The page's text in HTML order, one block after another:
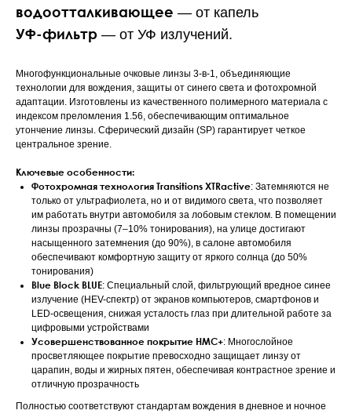
водоотталкивающее — от капель
УФ-фильтр — от УФ излучений.
Многофункциональные очковые линзы 3-в-1, объединяющие
технологии для вождения, защиты от синего света и фотохромной
адаптации. Изготовлены из качественного полимерного материала с
индексом преломления 1.56, обеспечивающим оптимальное
утончение линзы. Сферический дизайн (SP) гарантирует четкое
центральное зрение.
Ключевые особенности:
Фотохромная технология Transitions XTRactive: Затемняются не
только от ультрафиолета, но и от видимого света, что позволяет
им работать внутри автомобиля за лобовым стеклом. В помещении
линзы прозрачны (7–10% тонирования), на улице достигают
насыщенного затемнения (до 90%), в салоне автомобиля
обеспечивают комфортную защиту от яркого солнца (до 50%
тонирования)
Blue Block BLUE: Специальный слой, фильтрующий вредное синее
излучение (HEV-спектр) от экранов компьютеров, смартфонов и
LED-освещения, снижая усталость глаз при длительной работе за
цифровыми устройствами
Усовершенствованное покрытие HMC+: Многослойное
просветляющее покрытие превосходно защищает линзу от
царапин, воды и жирных пятен, обеспечивая контрастное зрение и
отличную прозрачность
Полностью соответствуют стандартам вождения в дневное и ночное